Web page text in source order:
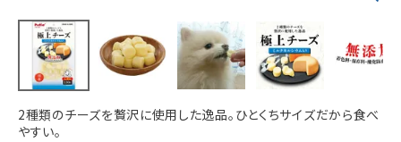
2種類のチーズを贅沢に使用した逸品。ひとくちサイズだから食べ
やすい。